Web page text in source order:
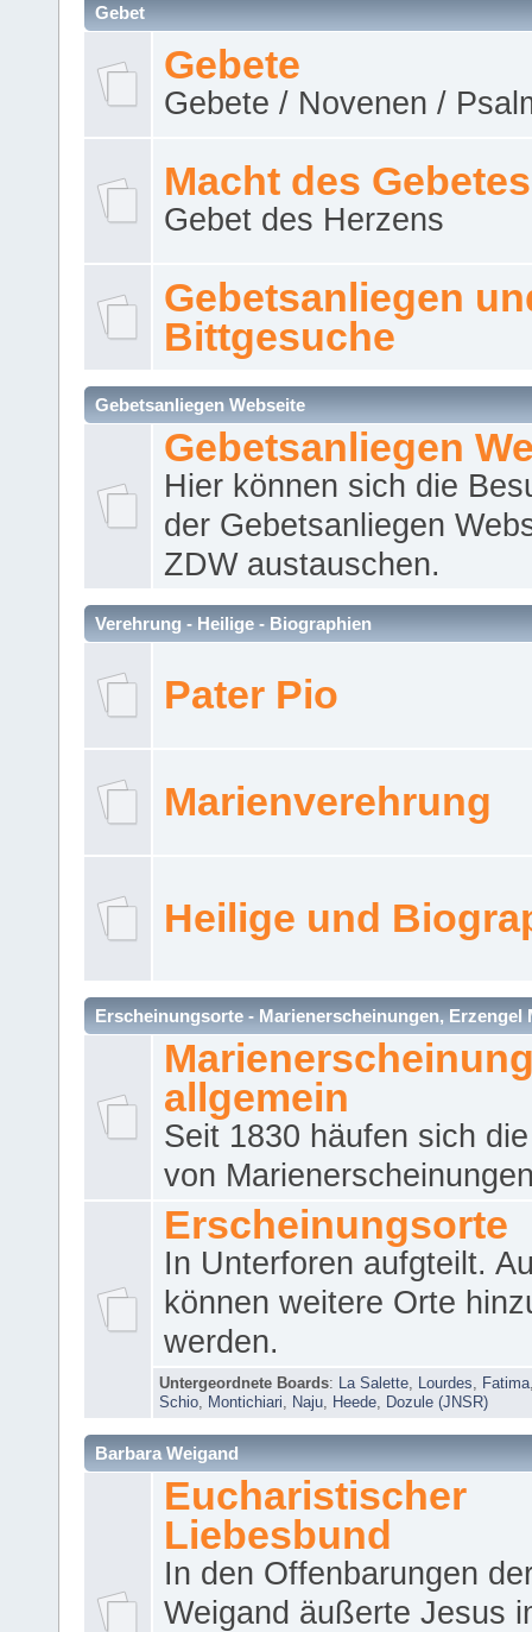
Gebet
Gebete
Gebete / Novenen /
Macht des Gebetes
Gebet des Herzens
Gebetsanliegen
Bittgesuche
Gebetsanliegen Webseite
Gebetsanliegen
Hier können sich die
der Gebetsanliegen
ZDW austauschen.
Verehrung - Heilige - Biographien
Pater Pio
Marienverehrung
Heilige und
Erscheinungsorte - Marienerscheinungen, Erzengel
allgemein
Seit 1830 häufen sich
von
Erscheinungsorte
In Unterforen aufgteilt.
können weitere Orte
werden.
Untergeordnete Boards: La Salette Lourdes Fatima
Schio
Montichiari Naju Heede Dozule (JNSR)
Barbara Weigand
Eucharistischer
Liebesbund
In den Offenbarungen
Weigand äußerte Jesus